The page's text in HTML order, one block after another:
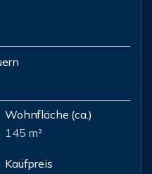
Wohnfläche (ca.)
145 m²
Kaufpreis